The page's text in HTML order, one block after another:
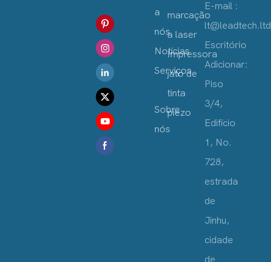
a
nós
Notícias
Serviços
Sobre
nós
marcação
a laser
Impressora
jato de
tinta
piezo
E-mail :
lt@leadtech.ltd
Escritório
Adicionar:
Piso
3/4,
Edifício
1, No.
728,
estrada
de
Jinhu,
cidade
de